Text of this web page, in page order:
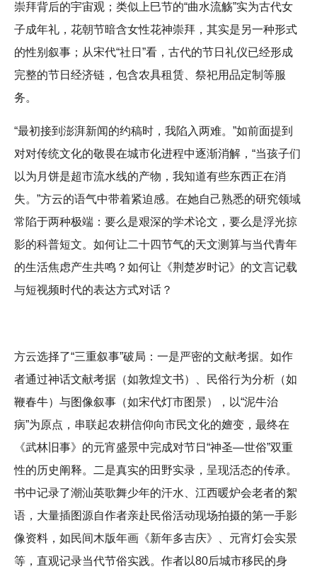
崇拜背后的宇宙观；类似上巳节的“曲水流觞”实为古代女
子成年礼，花朝节暗含女性花神崇拜，其实是另一种形式
的性别叙事；从宋代“社日”看，古代的节日礼仪已经形成
完整的节日经济链，包含农具租赁、祭祀用品定制等服
务。
“最初接到澎湃新闻的约稿时，我陷入两难。”如前面提到
对对传统文化的敬畏在城市化进程中逐渐消解，“当孩子们
以为月饼是超市流水线的产物，我知道有些东西正在消
失。”方云的语气中带着紧迫感。在她自己熟悉的研究领域
常陷于两种极端：要么是艰深的学术论文，要么是浮光掠
影的科普短文。如何让二十四节气的天文测算与当代青年
的生活焦虑产生共鸣？如何让《荆楚岁时记》的文言记载
与短视频时代的表达方式对话？
方云选择了“三重叙事”破局：一是严密的文献考据。如作
者通过神话文献考据（如敦煌文书）、民俗行为分析（如
鞭春牛）与图像叙事（如宋代灯市图景），以“泥牛治
病”为原点，串联起农耕信仰向市民文化的嬗变，最终在
《武林旧事》的元宵盛景中完成对节日“神圣—世俗”双重
性的历史阐释。二是真实的田野实录，呈现活态的传承。
书中记录了潮汕英歌舞少年的汗水、江西暖炉会老者的絮
语，大量插图源自作者亲赴民俗活动现场拍摄的第一手影
像资料，如民间木版年画《新年多吉庆》、元宵灯会实景
等，直观记录当代节俗实践。作者以80后城市移民的身